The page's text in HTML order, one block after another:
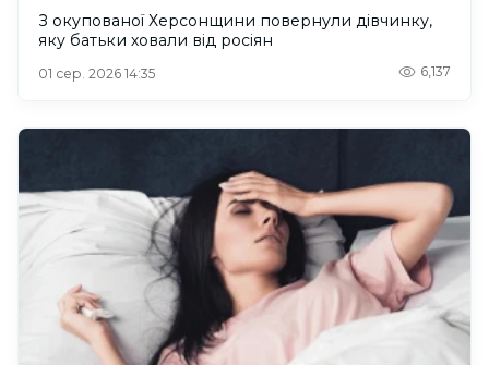
З окупованої Херсонщини повернули дівчинку,
яку батьки ховали від росіян
01 сер. 2026 14:35 6,137